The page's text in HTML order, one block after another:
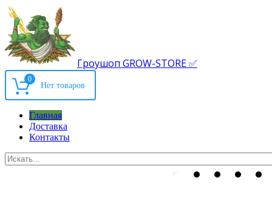
Гроушоп GROW-STORE ✅
0
Главная
Доставка
Контакты